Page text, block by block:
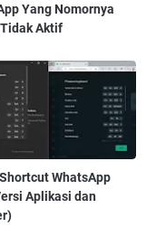
Yang Nomornya
Aktif
WhatsApp
Aplikasi dan